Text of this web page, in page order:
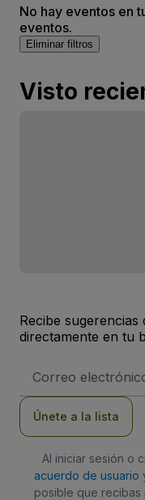
No hay eventos en
eventos.
Eliminar filtros
Visto
Recibe
directamente en tu
de
Únete a la lista
Al iniciar sesión o
acuerdo de usuario
posible que recibas